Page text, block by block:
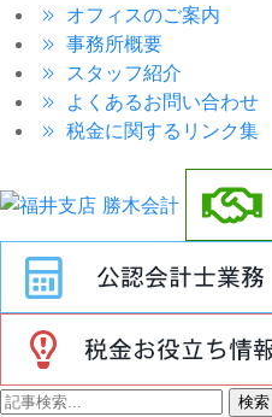
オフィスのご案内
事務所概要
スタッフ紹介
よくあるお問い合わせ
税金に関するリンク集
検索